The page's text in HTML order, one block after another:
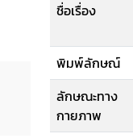
ชื่อเรื่อง
พิมพ์ลักษณ์
ลักษณะทาง
กายภาพ